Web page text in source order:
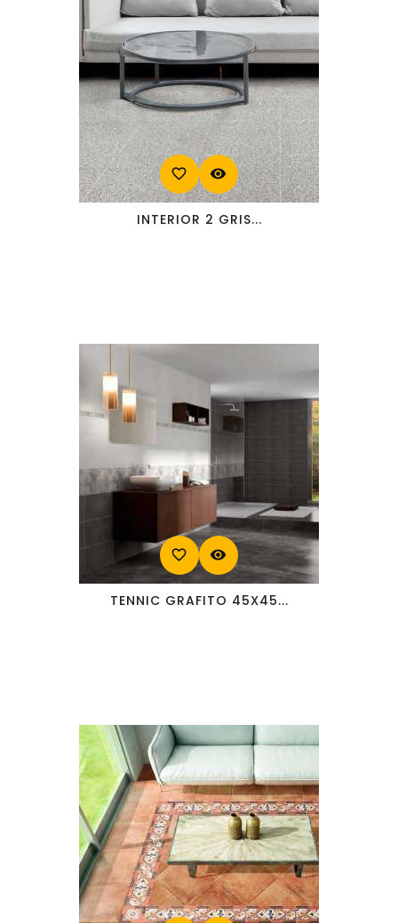
favorite_border visibility
INTERIOR 2 GRIS...
favorite_border visibility
TENNIC GRAFITO 45X45...